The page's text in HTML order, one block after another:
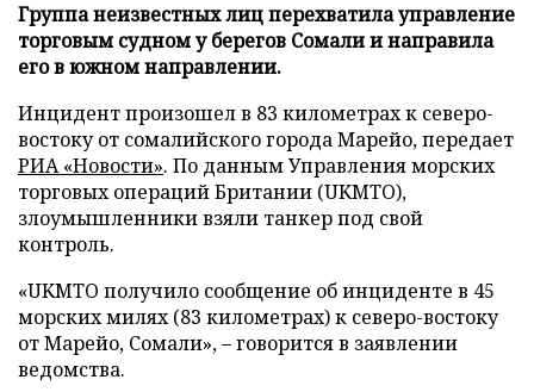
Группа неизвестных лиц перехватила управление
торговым судном у берегов Сомали и направила
его в южном направлении.
Инцидент произошел в 83 километрах к северо-
востоку от сомалийского города Марейо, передает
РИА «Новости». По данным Управления морских
торговых операций Британии (UKMTO),
злоумышленники взяли танкер под свой
контроль.
«UKMTO получило сообщение об инциденте в 45
морских милях (83 километрах) к северо-востоку
от Марейо, Сомали», – говорится в заявлении
ведомства.